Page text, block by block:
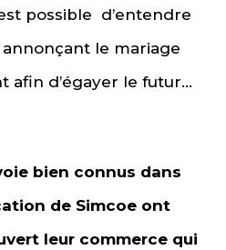
possible d’entendre
annonçant le mariage
afin d’égayer le futur…
bien connus dans
de Simcoe ont
leur commerce qui